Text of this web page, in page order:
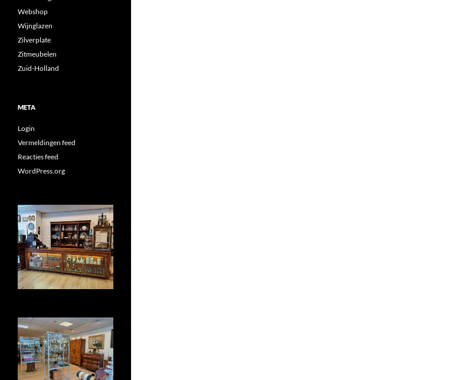
Webshop
Wijnglazen
Zilverplate
Zitmeubelen
Zuid-Holland
META
Login
Vermeldingen feed
Reacties feed
WordPress.org